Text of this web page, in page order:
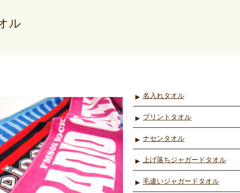
ル
名入れタオル
プリントタオル
ナセンタオル
上げ落ちジャガードタオル
毛違いジャガードタオル